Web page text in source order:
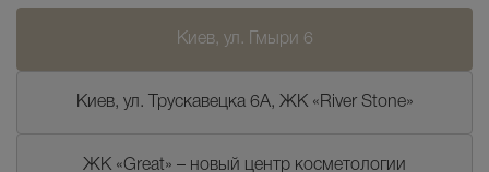
Киев, ул. Гмыри 6
Киев, ул. Трускавецка 6А, ЖК «River Stone»
ЖК «Great» – новый центр косметологии